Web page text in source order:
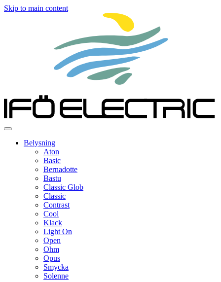
Skip to main content
Belysning
Aton
Basic
Bernadotte
Bastu
Classic Glob
Classic
Contrast
Cool
Klack
Light On
Open
Ohm
Opus
Smycka
Solenne